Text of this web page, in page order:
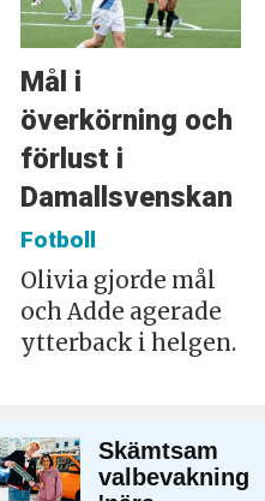
Mål i
överkörning och
förlust i
Damallsvenskan
Fotboll
Olivia gjorde mål
och Adde agerade
ytterback i helgen.